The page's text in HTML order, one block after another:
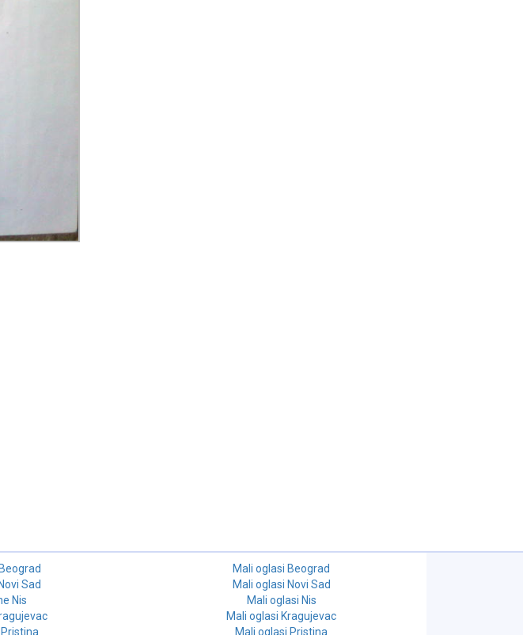
Sad
Nis
Mali oglasi Beograd
Mali oglasi Novi Sad
Mali oglasi Nis
Mali oglasi Kragujevac
Mali oglasi Pristina